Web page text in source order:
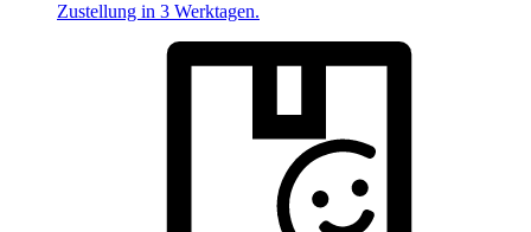
Zustellung in 3 Werktagen.